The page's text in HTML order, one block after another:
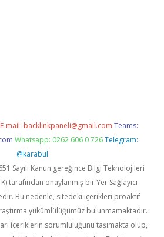
E-mail: backlinkpaneli@gmail.com Teams:
Whatsapp: 0262 606 0 726 Telegram:
@karabul
Sayılı Kanun gereğince Bilgi Teknolojileri
tarafından onaylanmış bir Yer Sağlayıcı
Bu nedenle, sitedeki içerikleri proaktif
yükümlülüğümüz bulunmamaktadır.
içeriklerin sorumluluğunu taşımakta olup,